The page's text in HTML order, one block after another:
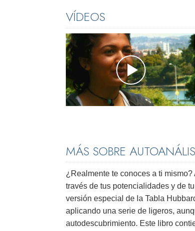
VÍDEOS
MÁS SOBRE
¿Realmente te conoces a ti mismo?
través de tus potencialidades y de
versión especial de la Tabla
aplicando una serie de ligeros,
autodescubrimiento. Este libro